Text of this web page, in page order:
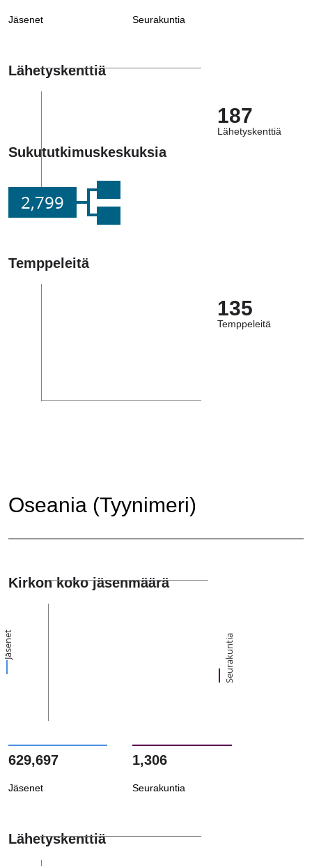
Jäsenet Seurakuntia
Lähetyskenttiä
187
Lähetyskenttiä
Sukututkimuskeskuksia
2,799
Temppeleitä
135
Temppeleitä
Oseania (Tyynimeri)
Kirkon koko jäsenmäärä
Jäsenet Seurakuntia
629,697
Jäsenet
1,306
Seurakuntia
Lähetyskenttiä